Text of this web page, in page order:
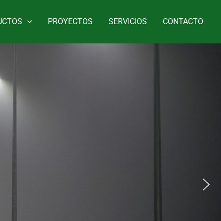
PROYECTOS SERVICIOS CONTACTO